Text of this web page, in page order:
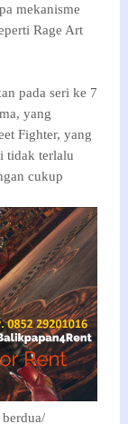
mekanisme
Rage Art
pada seri ke 7
yang
Fighter, yang
tidak terlalu
cukup